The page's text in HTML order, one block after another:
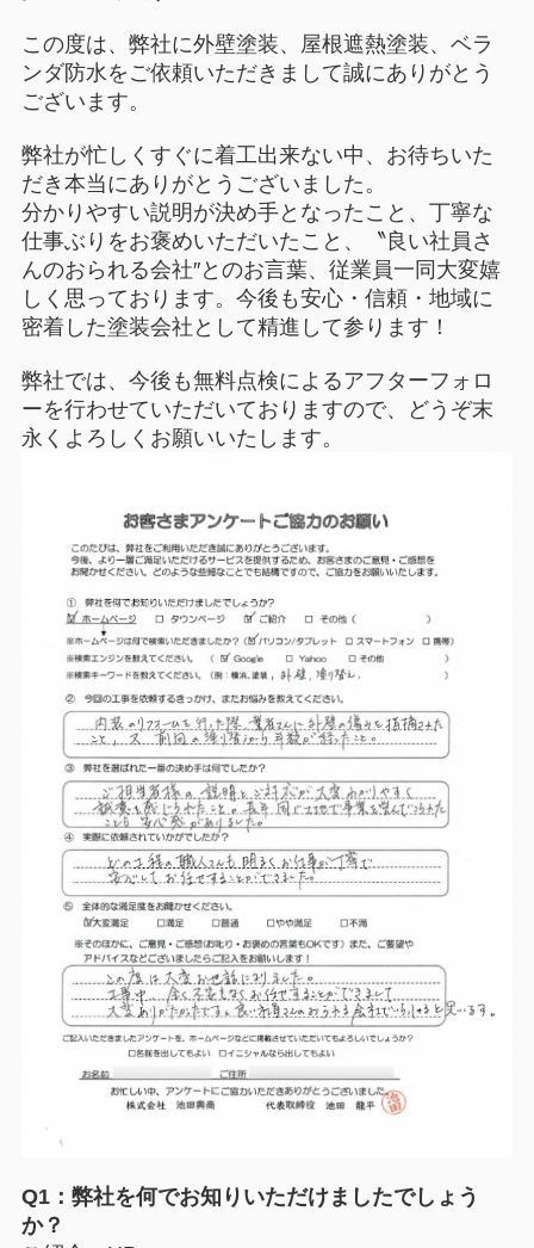
この度は、弊社に外壁塗装、屋根遮熱塗装、ベラ
ンダ防水をご依頼いただきまして誠にありがとう
ございます。
弊社が忙しくすぐに着工出来ない中、お待ちいた
だき本当にありがとうございました。
分かりやすい説明が決め手となったこと、丁寧な
仕事ぶりをお褒めいただいたこと、〝良い社員さ
んのおられる会社″とのお言葉、従業員一同大変嬉
しく思っております。今後も安心・信頼・地域に
密着した塗装会社として精進して参ります！
弊社では、今後も無料点検によるアフターフォロ
ーを行わせていただいておりますので、どうぞ末
永くよろしくお願いいたします。
Q1：弊社を何でお知りいただけましたでしょう
か？